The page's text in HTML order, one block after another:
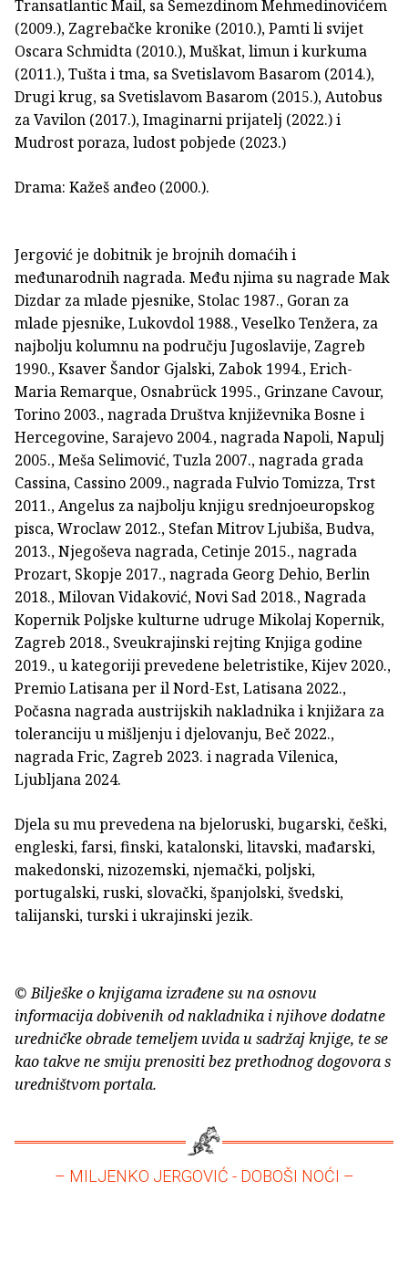
Transatlantic Mail, sa Semezdinom Mehmedinovićem
(2009.), Zagrebačke kronike (2010.), Pamti li svijet
Oscara Schmidta (2010.), Muškat, limun i kurkuma
(2011.), Tušta i tma, sa Svetislavom Basarom (2014.),
Drugi krug, sa Svetislavom Basarom (2015.), Autobus
za Vavilon (2017.), Imaginarni prijatelj (2022.) i
Mudrost poraza, ludost pobjede (2023.)
Drama: Kažeš anđeo (2000.).
Jergović je dobitnik je brojnih domaćih i
međunarodnih nagra­­da. Među njima su nagrade Mak
Dizdar za mlade pjesnike, Stolac 1987., Goran za
mlade pjesnike, Lukovdol 1988., Veselko Tenžera, za
najbolju kolumnu na području Jugoslavije, Zagreb
1990., Ksaver Šandor Gjalski, Zabok 1994., Erich-
Maria Remarque, Osnabrück 1995., Grinzane Cavour,
Torino 2003., nagrada Društva književnika Bosne i
Hercegovine, Sarajevo 2004., nagrada Napoli, Napulj
2005., Meša Selimović, Tuzla 2007., nagrada grada
Cassina, Cassino 2009., nagrada Fulvio Tomizza, Trst
2011., Angelus za najbolju knjigu srednjoeuropskog
pisca, Wroclaw 2012., Stefan Mitrov Ljubiša, Budva,
2013., Njegoševa nagrada, Cetinje 2015., nagrada
Prozart, Skopje 2017., nagrada Georg Dehio, Berlin
2018., Milovan Vidaković, Novi Sad 2018., Nagrada
Kopernik Poljske kulturne udruge Mikolaj Kopernik,
Zagreb 2018., Sveukrajinski rejting Knjiga godine
2019., u kategoriji prevedene beletristike, Kijev 2020.,
Premio Latisana per il Nord-Est, Latisana 2022.,
Počasna nagrada austrijskih nakladnika i knjižara za
toleranciju u mišljenju i djelovanju, Beč 2022.,
nagrada Fric, Zagreb 2023. i nagrada Vilenica,
Ljubljana 2024.
Djela su mu prevedena na bjeloruski, bugarski, češki,
engleski, farsi, finski, katalonski, litavski, mađarski,
makedonski, nizozemski, njemački, poljski,
portugalski, ruski, slovački, španjolski, švedski,
talijanski, turski i ukrajinski jezik.
© Bilješke o knjigama izrađene su na osnovu
informacija dobivenih od nakladnika i njihove dodatne
uredničke obrade temeljem uvida u sadržaj knjige, te se
kao takve ne smiju prenositi bez prethodnog dogovora s
uredništvom portala.
– MILJENKO JERGOVIĆ - DOBOŠI NOĆI –